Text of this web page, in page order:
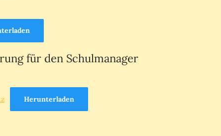
für den Schulmanager
Herunterladen